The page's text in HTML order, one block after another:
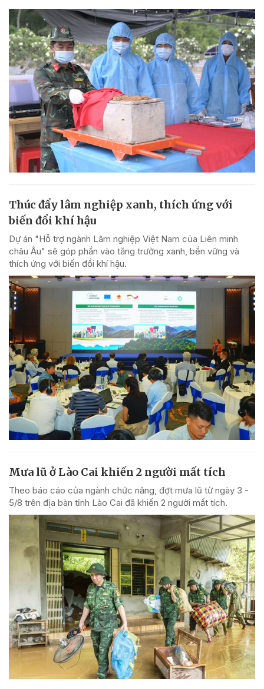
Thúc đẩy lâm nghiệp xanh, thích ứng với
biến đổi khí hậu
Dự án "Hỗ trợ ngành Lâm nghiệp Việt Nam của Liên minh
châu Âu" sẽ góp phần vào tăng trưởng xanh, bền vững và
thích ứng với biến đổi khí hậu.
Mưa lũ ở Lào Cai khiến 2 người mất tích
Theo báo cáo của ngành chức năng, đợt mưa lũ từ ngày 3 -
5/8 trên địa bàn tỉnh Lào Cai đã khiến 2 người mất tích.